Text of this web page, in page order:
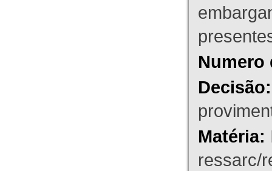
Numero
Decisão:
Matéria:
ressarc/